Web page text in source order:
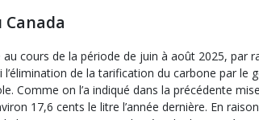
Canada
au cours de la période de juin à août 2025,
de la tarification du carbone par le
Comme on l’a indiqué dans la précédente
17,6 cents le litre l’année dernière. En